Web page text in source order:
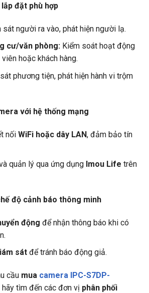
đặt phù hợp
sát người ra vào, phát hiện người lạ.
cư/văn phòng:Kiểm soát hoạt động
hoặc khách hàng.
phương tiện, phát hiện hành vi trộm
với hệ thống mạng
nối WiFi hoặc dây LAN, đảm bảo tín
quản lý qua ứng dụng Imou Life trên
độ cảnh báo thông minh
động để nhận thông báo khi có
sátđể tránh báo động giả.
cầu mua camera IPC-S7DP-
hãy tìm đến các đơn vị phân phối